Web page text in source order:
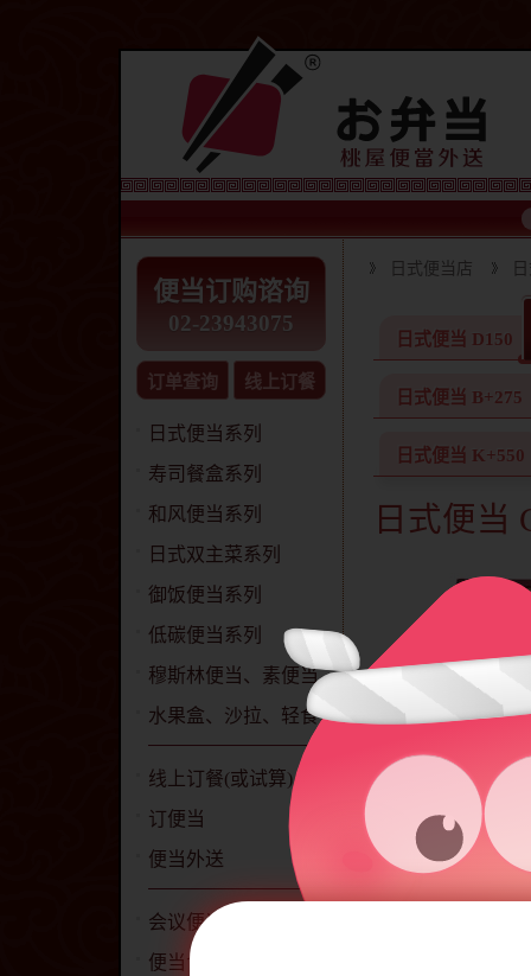
便当订购谘询
02-23943075
订单查询 线上订餐
日式便当系列
寿司餐盒系列
和风便当系列
日式双主菜系列
御饭便当系列
低碳便当系列
穆斯林便当、素便当
水果盒、沙拉、轻食
线上订餐(或试算)
订便当
便当外送
会议便当
便当食材、食谱
日式便当店
日式便当 D150
日式便当 B+275
日式便当 K+550
日式便当